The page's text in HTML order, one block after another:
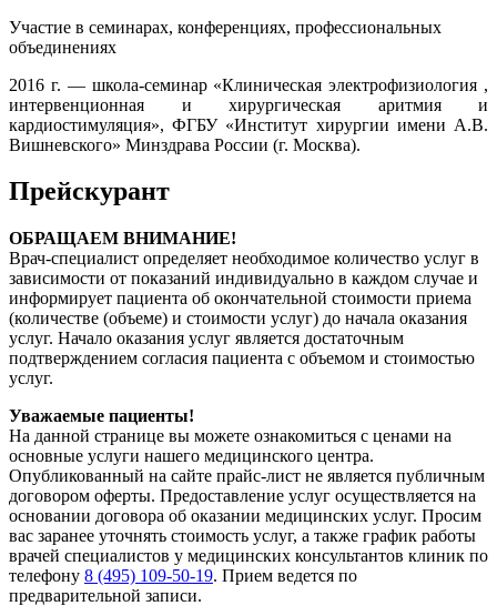
Участие в семинарах, конференциях, профессиональных
объединениях
2016 г. — школа-семинар «Клиническая электрофизиология ,
интервенционная и хирургическая аритмия и
кардиостимуляция», ФГБУ «Институт хирургии имени А.В.
Вишневского» Минздрава России (г. Москва).
Прейскурант
ОБРАЩАЕМ ВНИМАНИЕ!
Врач-специалист определяет необходимое количество услуг в
зависимости от показаний индивидуально в каждом случае и
информирует пациента об окончательной стоимости приема
(количестве (объеме) и стоимости услуг) до начала оказания
услуг. Начало оказания услуг является достаточным
подтверждением согласия пациента с объемом и стоимостью
услуг.
Уважаемые пациенты!
На данной странице вы можете ознакомиться с ценами на
основные услуги нашего медицинского центра.
Опубликованный на сайте прайс-лист не является публичным
договором оферты. Предоставление услуг осуществляется на
основании договора об оказании медицинских услуг. Просим
вас заранее уточнять стоимость услуг, а также график работы
врачей специалистов у медицинских консультантов клиник по
телефону 8 (495) 109-50-19. Прием ведется по
предварительной записи.